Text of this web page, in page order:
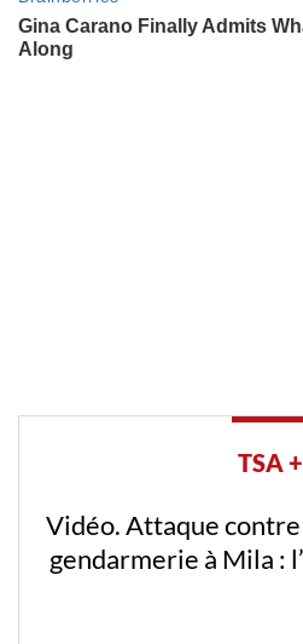
TSA +
Vidéo. Attaque
gendarmerie à Mila :